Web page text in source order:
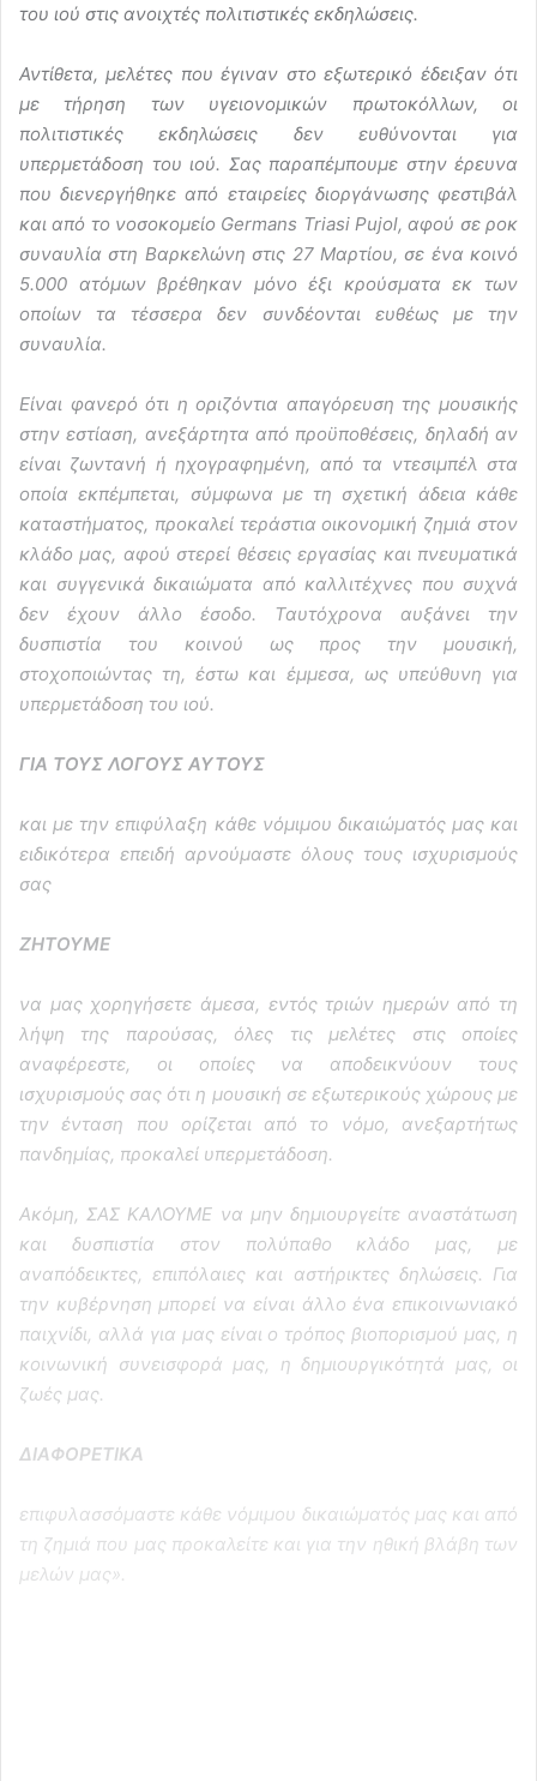
του ιού στις ανοιχτές πολιτιστικές εκδηλώσεις.
Αντίθετα, μελέτες που έγιναν στο εξωτερικό έδειξαν ότι
με τήρηση των υγειονομικών πρωτοκόλλων, οι
πολιτιστικές εκδηλώσεις δεν ευθύνονται για
υπερμετάδοση του ιού. Σας παραπέμπουμε στην έρευνα
που διενεργήθηκε από εταιρείες διοργάνωσης φεστιβάλ
και από το νοσοκομείο Germans Triasi Pujol, αφού σε ροκ
συναυλία στη Βαρκελώνη στις 27 Μαρτίου, σε ένα κοινό
5.000 ατόμων βρέθηκαν μόνο έξι κρούσματα εκ των
οποίων τα τέσσερα δεν συνδέονται ευθέως με την
συναυλία.
Είναι φανερό ότι η οριζόντια απαγόρευση της μουσικής
στην εστίαση, ανεξάρτητα από προϋποθέσεις, δηλαδή αν
είναι ζωντανή ή ηχογραφημένη, από τα ντεσιμπέλ στα
οποία εκπέμπεται, σύμφωνα με τη σχετική άδεια κάθε
καταστήματος, προκαλεί τεράστια οικονομική ζημιά στον
κλάδο μας, αφού στερεί θέσεις εργασίας και πνευματικά
και συγγενικά δικαιώματα από καλλιτέχνες που συχνά
δεν έχουν άλλο έσοδο. Ταυτόχρονα αυξάνει την
δυσπιστία του κοινού ως προς την μουσική,
στοχοποιώντας τη, έστω και έμμεσα, ως υπεύθυνη για
υπερμετάδοση του ιού.
ΓΙΑ ΤΟΥΣ ΛΟΓΟΥΣ ΑΥΤΟΥΣ
και με την επιφύλαξη κάθε νόμιμου δικαιώματός μας και
ειδικότερα επειδή αρνούμαστε όλους τους ισχυρισμούς
σας
ΖΗΤΟΥΜΕ
να μας χορηγήσετε άμεσα, εντός τριών ημερών από τη
λήψη της παρούσας, όλες τις μελέτες στις οποίες
αναφέρεστε, οι οποίες να αποδεικνύουν τους
ισχυρισμούς σας ότι η μουσική σε εξωτερικούς χώρους με
την ένταση που ορίζεται από το νόμο, ανεξαρτήτως
πανδημίας, προκαλεί υπερμετάδοση.
Ακόμη, ΣΑΣ ΚΑΛΟΥΜΕ να μην δημιουργείτε αναστάτωση
και δυσπιστία στον πολύπαθο κλάδο μας, με
αναπόδεικτες, επιπόλαιες και αστήρικτες δηλώσεις. Για
την κυβέρνηση μπορεί να είναι άλλο ένα επικοινωνιακό
παιχνίδι, αλλά για μας είναι ο τρόπος βιοπορισμού μας, η
κοινωνική συνεισφορά μας, η δημιουργικότητά μας, οι
ζωές μας.
ΔΙΑΦΟΡΕΤΙΚΑ
επιφυλασσόμαστε κάθε νόμιμου δικαιώματός μας και από
τη ζημιά που μας προκαλείτε και για την ηθική βλάβη των
μελών μας».